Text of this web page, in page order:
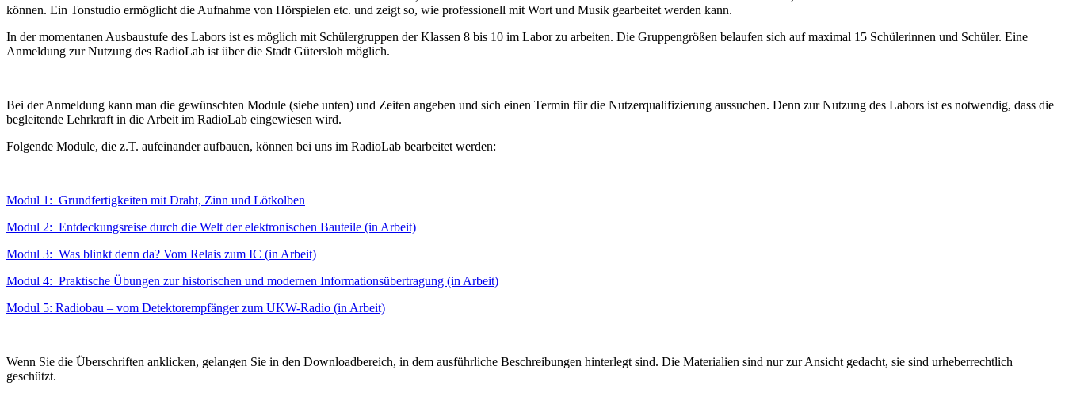
können. Ein Tonstudio ermöglicht die Aufnahme von Hörspielen etc. und zeigt so, wie professionell mit Wort und Musik gearbeitet werden kann.
In der momentanen Ausbaustufe des Labors ist es möglich mit Schülergruppen der Klassen 8 bis 10 im Labor zu arbeiten. Die Gruppengrößen belaufen sich auf maximal 15 Schülerinnen und Schüler. Eine
Anmeldung zur Nutzung des RadioLab ist über die Stadt Gütersloh möglich.
Bei der Anmeldung kann man die gewünschten Module (siehe unten) und Zeiten angeben und sich einen Termin für die Nutzerqualifizierung aussuchen. Denn zur Nutzung des Labors ist es notwendig, dass die
begleitende Lehrkraft in die Arbeit im RadioLab eingewiesen wird.
Folgende Module, die z.T. aufeinander aufbauen, können bei uns im RadioLab bearbeitet werden:
Modul 1: Grundfertigkeiten mit Draht, Zinn und Lötkolben
Modul 2: Entdeckungsreise durch die Welt der elektronischen Bauteile (in Arbeit)
Modul 3: Was blinkt denn da? Vom Relais zum IC (in Arbeit)
Modul 4: Praktische Übungen zur historischen und modernen Informationsübertragung (in Arbeit)
Modul 5: Radiobau – vom Detektorempfänger zum UKW-Radio (in Arbeit)
Wenn Sie die Überschriften anklicken, gelangen Sie in den Downloadbereich, in dem ausführliche Beschreibungen hinterlegt sind. Die Materialien sind nur zur Ansicht gedacht, sie sind urheberrechtlich
geschützt.